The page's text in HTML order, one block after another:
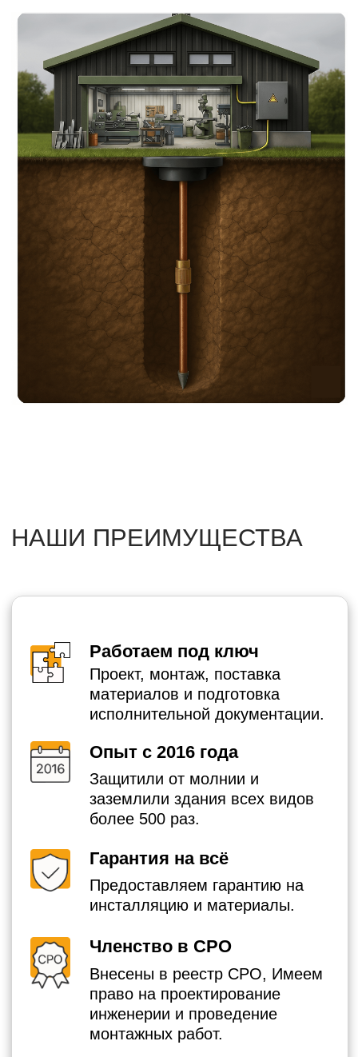
Подбираем решения с учетом
кровли, конструкции, типа
Учитываем особенности
Предоставляем гарантию на
инсталляцию и материалы.
Гарантия на всё
Внесены в реестр СРО, Имеем
право на проектирование
инженерии и проведение
монтажных работ.
Членство в СРО
Защитили от молнии и
заземлили здания всех видов
более 500 раз.
Опыт с 2016 года
Проект, монтаж, поставка
материалов и подготовка
исполнительной документации.
Работаем под ключ
ЕСТЬ ВОПРОСЫ?
ОСТАВЬТЕ ЗАЯВКУ.
+7
Я согласен с Политикой
Получить консультацию
Наш эксперт по вопросам
проконсультирует.